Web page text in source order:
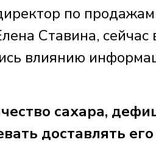
по
Ставина, сейчас
влиянию
сахара,
доставлять